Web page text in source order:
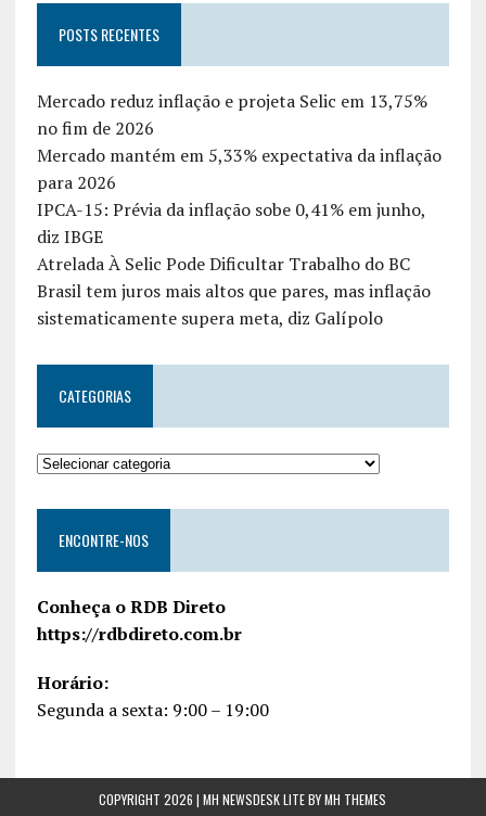
POSTS RECENTES
Mercado reduz inflação e projeta Selic em 13,75%
no fim de 2026
Mercado mantém em 5,33% expectativa da inflação
para 2026
IPCA-15: Prévia da inflação sobe 0,41% em junho,
diz IBGE
Atrelada À Selic Pode Dificultar Trabalho do BC
Brasil tem juros mais altos que pares, mas inflação
sistematicamente supera meta, diz Galípolo
CATEGORIAS
ENCONTRE-NOS
Conheça o RDB Direto
https://rdbdireto.com.br
Horário:
Segunda a sexta: 9:00 – 19:00
COPYRIGHT 2026 | MH NEWSDESK LITE BYMH THEMES